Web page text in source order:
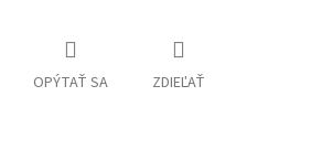
OPÝTAŤ SA ZDIEĽAŤ